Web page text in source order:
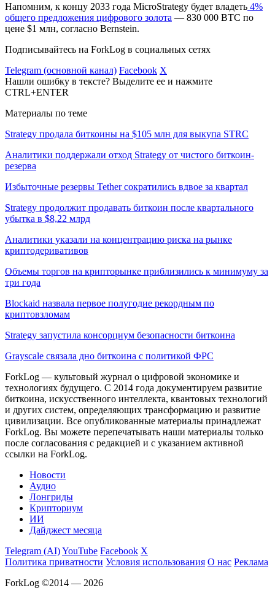
Напомним, к концу 2033 года MicroStrategy будет владеть 4%
общего предложения цифрового золота — 830 000 BTC по
цене $1 млн, согласно Bernstein.
Подписывайтесь на ForkLog в социальных сетях
Telegram (основной канал) Facebook X
Нашли ошибку в тексте? Выделите ее и нажмите
CTRL+ENTER
Материалы по теме
Strategy продала биткоины на $105 млн для выкупа STRC
Аналитики поддержали отход Strategy от чистого биткоин-
резерва
Избыточные резервы Tether сократились вдвое за квартал
Strategy продолжит продавать биткоин после квартального
убытка в $8,22 млрд
Аналитики указали на концентрацию риска на рынке
криптодеривативов
Объемы торгов на крипторынке приблизились к минимуму за
три года
Blockaid назвала первое полугодие рекордным по
криптовзломам
Strategy запустила консорциум безопасности биткоина
Grayscale связала дно биткоина с политикой ФРС
ForkLog — культовый журнал о цифровой экономике и
технологиях будущего. С 2014 года документируем развитие
биткоина, искусственного интеллекта, квантовых технологий
и других систем, определяющих трансформацию и развитие
цивилизации. Все опубликованные материалы принадлежат
ForkLog. Вы можете перепечатывать наши материалы только
после согласования с редакцией и с указанием активной
ссылки на ForkLog.
Новости
Аудио
Лонгриды
Крипториум
ИИ
Дайджест месяца
Telegram (AI)YouTube Facebook X
Политика приватности Условия использования О нас Реклама
ForkLog ©2014 — 2026